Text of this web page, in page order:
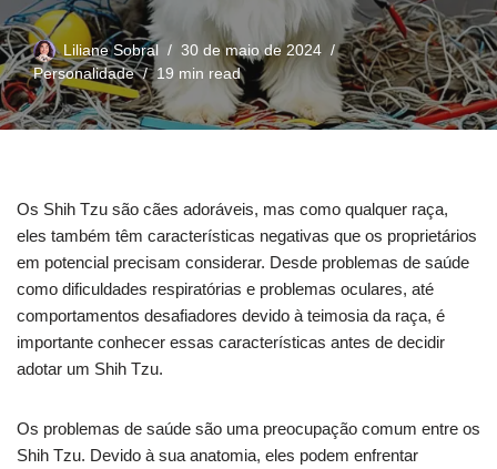
Liliane Sobral
30 de maio de 2024
Personalidade
19 min read
Os Shih Tzu são cães adoráveis, mas como qualquer raça,
eles também têm características negativas que os proprietários
em potencial precisam considerar. Desde problemas de saúde
como dificuldades respiratórias e problemas oculares, até
comportamentos desafiadores devido à teimosia da raça, é
importante conhecer essas características antes de decidir
adotar um Shih Tzu.
Os problemas de saúde são uma preocupação comum entre os
Shih Tzu. Devido à sua anatomia, eles podem enfrentar